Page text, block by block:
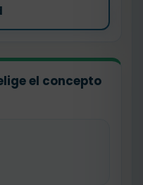
el concepto